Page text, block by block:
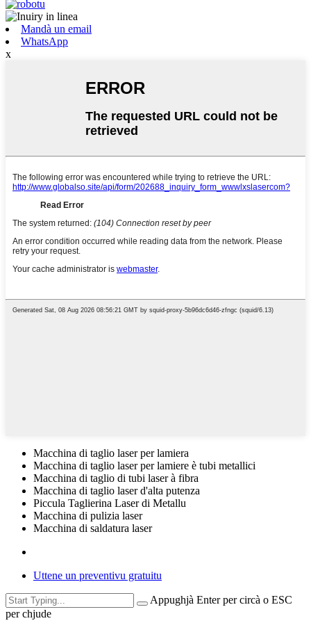
Mandà un email
WhatsApp
x
Macchina di taglio laser per lamiera
Macchina di taglio laser per lamiere è tubi metallici
Macchina di taglio di tubi laser à fibra
Macchina di taglio laser d'alta putenza
Piccula Taglierina Laser di Metallu
Macchina di pulizia laser
Macchina di saldatura laser
Uttene un preventivu gratuitu
Appughjà Enter per circà o ESC
per chjude